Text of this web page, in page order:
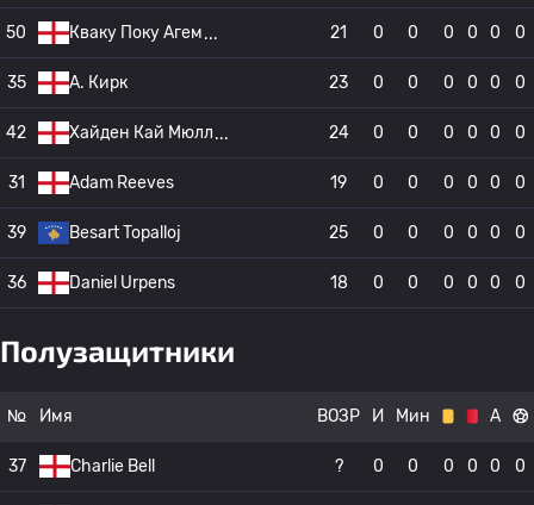
50 Кваку Поку Агем 21 0 0 0 0 0 0
35 А. Кирк 23 0 0 0 0 0 0
42 Хайден Кай Мюлл 24 0 0 0 0 0 0
31 Adam Reeves 19 0 0 0 0 0 0
39 Besart Topalloj 25 0 0 0 0 0 0
36 Daniel Urpens 18 0 0 0 0 0 0
Полузащитники
№ Имя ВОЗР И Мин А
37 Charlie Bell ? 0 0 0 0 0 0